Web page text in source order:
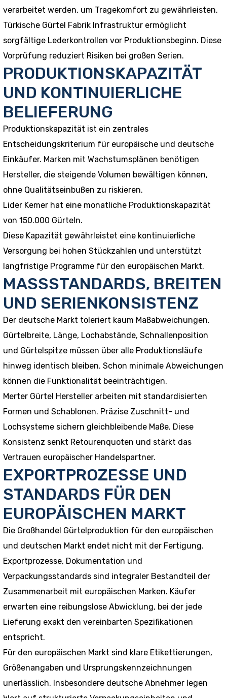
verarbeitet werden, um Tragekomfort zu gewährleisten.
Türkische Gürtel Fabrik Infrastruktur ermöglicht
sorgfältige Lederkontrollen vor Produktionsbeginn. Diese
Vorprüfung reduziert Risiken bei großen Serien.
PRODUKTIONSKAPAZITÄT
UND KONTINUIERLICHE
BELIEFERUNG
Produktionskapazität ist ein zentrales
Entscheidungskriterium für europäische und deutsche
Einkäufer. Marken mit Wachstumsplänen benötigen
Hersteller, die steigende Volumen bewältigen können,
ohne Qualitätseinbußen zu riskieren.
Lider Kemer hat eine monatliche Produktionskapazität
von 150.000 Gürteln.
Diese Kapazität gewährleistet eine kontinuierliche
Versorgung bei hohen Stückzahlen und unterstützt
langfristige Programme für den europäischen Markt.
MASSSTANDARDS, BREITEN
UND SERIENKONSISTENZ
Der deutsche Markt toleriert kaum Maßabweichungen.
Gürtelbreite, Länge, Lochabstände, Schnallenposition
und Gürtelspitze müssen über alle Produktionsläufe
hinweg identisch bleiben. Schon minimale Abweichungen
können die Funktionalität beeinträchtigen.
Merter Gürtel Hersteller arbeiten mit standardisierten
Formen und Schablonen. Präzise Zuschnitt- und
Lochsysteme sichern gleichbleibende Maße. Diese
Konsistenz senkt Retourenquoten und stärkt das
Vertrauen europäischer Handelspartner.
EXPORTPROZESSE UND
STANDARDS FÜR DEN
EUROPÄISCHEN MARKT
Die Großhandel Gürtelproduktion für den europäischen
und deutschen Markt endet nicht mit der Fertigung.
Exportprozesse, Dokumentation und
Verpackungsstandards sind integraler Bestandteil der
Zusammenarbeit mit europäischen Marken. Käufer
erwarten eine reibungslose Abwicklung, bei der jede
Lieferung exakt den vereinbarten Spezifikationen
entspricht.
Für den europäischen Markt sind klare Etikettierungen,
Größenangaben und Ursprungskennzeichnungen
unerlässlich. Insbesondere deutsche Abnehmer legen